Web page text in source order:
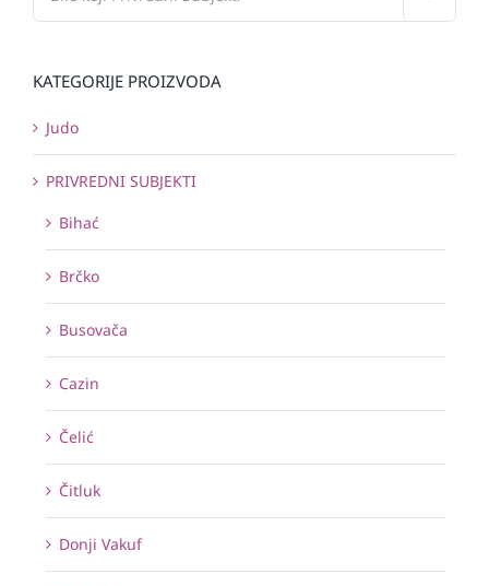
KATEGORIJE PROIZVODA
Judo
PRIVREDNI SUBJEKTI
Bihać
Brčko
Busovača
Cazin
Čelić
Čitluk
Donji Vakuf